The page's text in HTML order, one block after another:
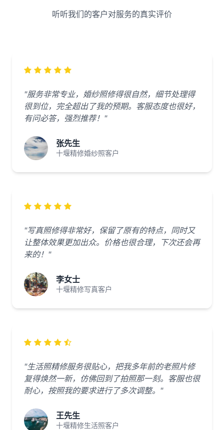
听听我们的客户对服务的真实评价
"服务非常专业，婚纱照修得很自然，细节处理得
很到位，完全超出了我的预期。客服态度也很好，
有问必答，强烈推荐！"
张先生
十堰精修婚纱照客户
"写真照修得非常好，保留了原有的特点，同时又
让整体效果更加出众。价格也很合理，下次还会再
来的！"
李女士
十堰精修写真客户
"生活照精修服务很贴心，把我多年前的老照片修
复得焕然一新，仿佛回到了拍照那一刻。客服也很
耐心，按照我的要求进行了多次调整。"
王先生
十堰精修生活照客户